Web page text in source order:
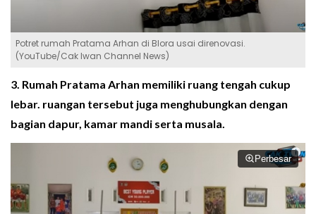
Potret rumah Pratama Arhan di Blora usai direnovasi.
(YouTube/Cak Iwan Channel News)
3. Rumah Pratama Arhan memiliki ruang tengah cukup
lebar. ruangan tersebut juga menghubungkan dengan
bagian dapur, kamar mandi serta musala.
Perbesar